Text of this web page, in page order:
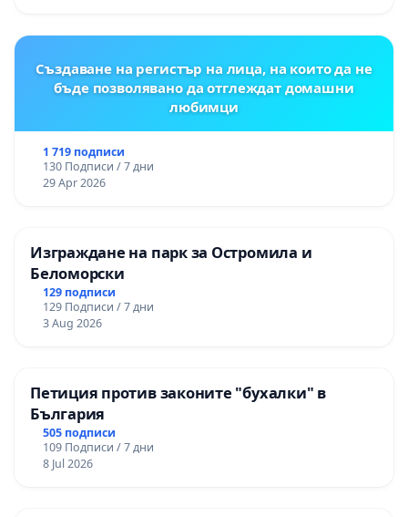
Създаване на регистър на лица, на които да не
бъде позволявано да отглеждат домашни
любимци
1 719 подписи
130 Подписи / 7 дни
29 Apr 2026
Изграждане на парк за Остромила и
Беломорски
129 подписи
129 Подписи / 7 дни
3 Aug 2026
Петиция против законите "бухалки" в
България
505 подписи
109 Подписи / 7 дни
8 Jul 2026